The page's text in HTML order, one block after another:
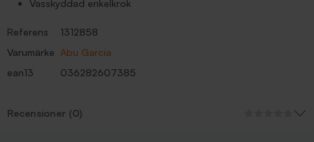
Vasskyddad enkelkrok
Referens
1312858
Varumärke Abu Garcia
ean13
036282607385
Recensioner (0)